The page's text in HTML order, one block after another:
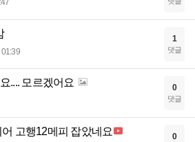
01:39
1
댓글
.... 모르겠어요 0
댓글
고행12메피 잡았네요 0